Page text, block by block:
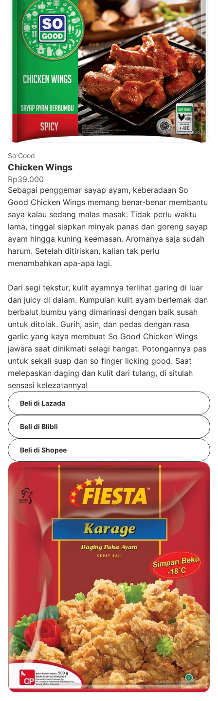
Sumber:sogood.id
So Good
Chicken Wings
Rp39.000
Sebagai penggemar sayap ayam, keberadaan So
Good Chicken Wings memang benar-benar membantu
saya kalau sedang malas masak. Tidak perlu waktu
lama, tinggal siapkan minyak panas dan goreng sayap
ayam hingga kuning keemasan. Aromanya saja sudah
harum. Setelah ditiriskan, kalian tak perlu
menambahkan apa-apa lagi.
Dari segi tekstur, kulit ayamnya terlihat garing di luar
dan juicy di dalam. Kumpulan kulit ayam berlemak dan
berbalut bumbu yang dimarinasi dengan baik susah
untuk ditolak. Gurih, asin, dan pedas dengan rasa
garlic yang kaya membuat So Good Chicken Wings
jawara saat dinikmati selagi hangat. Potongannya pas
untuk sekali suap dan so finger licking good. Saat
melepaskan daging dan kulit dari tulang, di situlah
sensasi kelezatannya!
Beli di Lazada
Beli di Blibli
Beli di Shopee
Sumber:cpfood.co.id